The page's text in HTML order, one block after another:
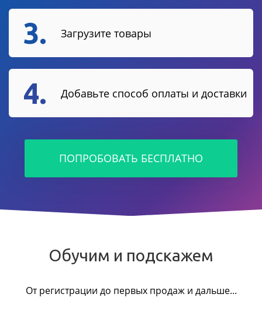
3. Загрузите товары
4. Добавьте способ оплаты и доставки
ПОПРОБОВАТЬ БЕСПЛАТНО
Обучим и подскажем
От регистрации до первых продаж и дальше...